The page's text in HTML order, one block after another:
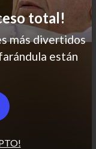
total!
más divertidos
están